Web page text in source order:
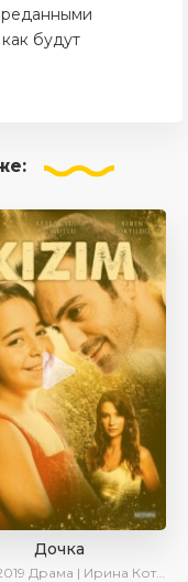
будут
Дочка
Драма | Ирина Котова